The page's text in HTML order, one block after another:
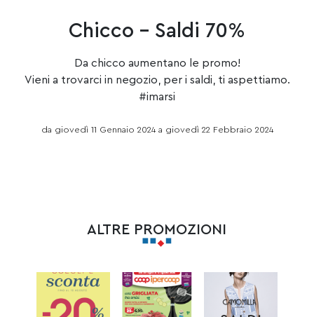
Chicco – Saldi 70%
Da chicco aumentano le promo!
Vieni a trovarci in negozio, per i saldi, ti aspettiamo.
#imarsi
da giovedì 11 Gennaio 2024 a giovedì 22 Febbraio 2024
ALTRE PROMOZIONI